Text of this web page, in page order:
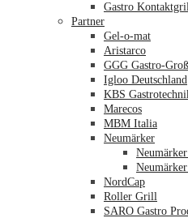
Gastro
Partner
Gel-o-mat
Aristarco
GGG Gastro-
Igloo Deutschland
KBS
Marecos
MBM Italia
Neumärker
NordCap
Roller Grill
SARO Gastro